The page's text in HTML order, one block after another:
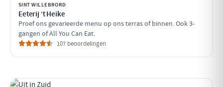
SINT WILLEBRORD
Eeterij ‘t Heike
Proef ons gevarieerde menu op ons terras of binnen. Ook 3-
gangen of All You Can Eat.
107 beoordelingen